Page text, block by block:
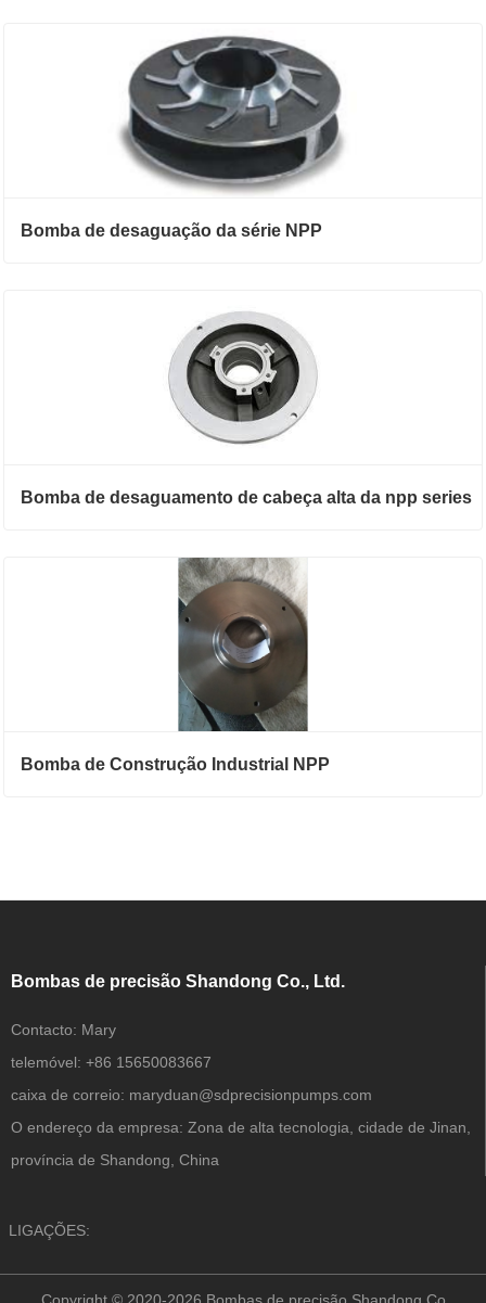
Bomba de desaguação da série NPP
Bomba de desaguamento de cabeça alta da npp series
Bomba de Construção Industrial NPP
Bombas de precisão Shandong Co., Ltd.
Contacto: Mary
telemóvel: +86 15650083667
caixa de correio: maryduan@sdprecisionpumps.com
O endereço da empresa: Zona de alta tecnologia, cidade de Jinan,
província de Shandong, China
LIGAÇÕES: